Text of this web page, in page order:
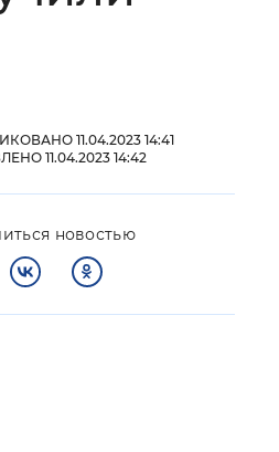
11.04.2023 14:41
11.04.2023 14:42
новостью